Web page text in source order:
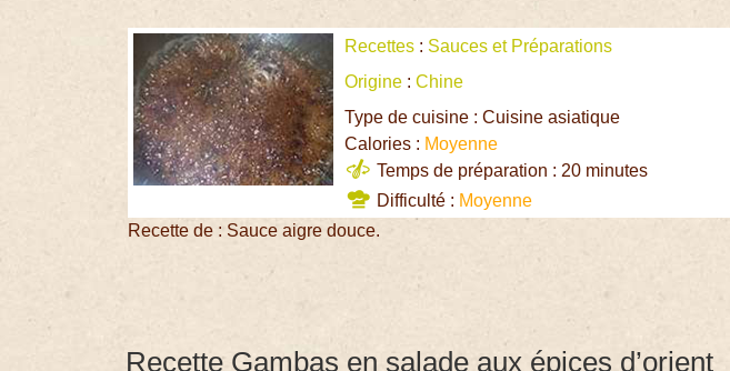
Recettes : Sauces et Préparations
Origine :Chine
Type de cuisine : Cuisine asiatique
Calories : Moyenne
Temps de préparation : 20 minutes
Difficulté : Moyenne
Recette de : Sauce aigre douce.
Recette Gambas en salade aux épices d’orient